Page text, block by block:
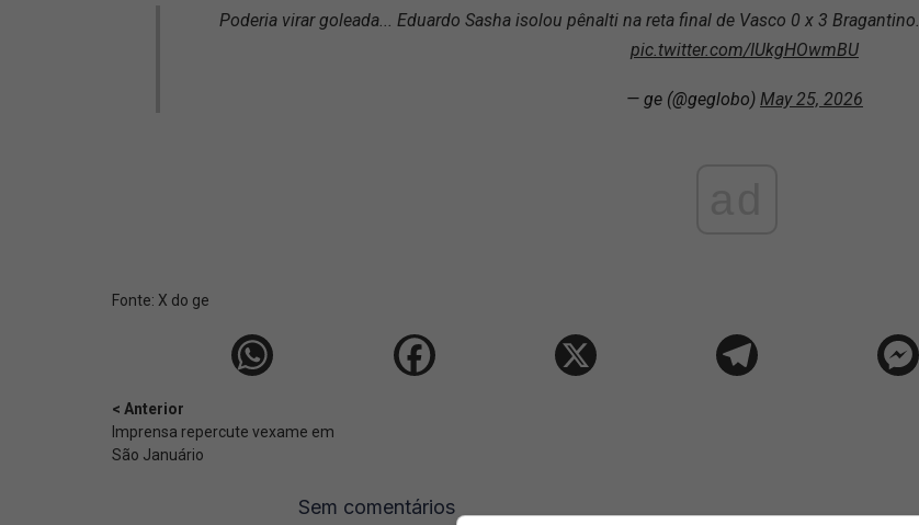
Poderia virar goleada... Eduardo Sasha isolou pênalti na reta final de Vasco 0 x 3 Bragantino.
pic.twitter.com/IUkgHOwmBU
— ge (@geglobo) May 25, 2026
Fonte: X do ge
< Anterior
Imprensa repercute vexame em
São Januário